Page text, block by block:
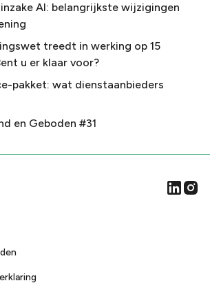
AI: belangrijkste wijzigingen
treedt in werking op 15
u er klaar voor?
pakket: wat dienstaanbieders
en Geboden #31